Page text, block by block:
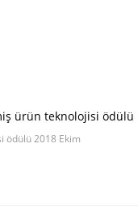
ürün teknolojisi ödülü
ödülü 2018 Ekim